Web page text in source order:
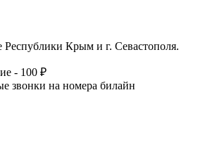
Крым и г. Севастополя.
- 100 ₽
звонки на номера билайн